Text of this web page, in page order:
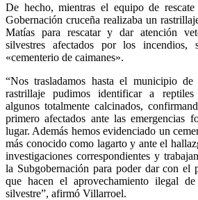
De hecho, mientras el equipo de
Gobernación cruceña realizaba un
Matías para rescatar y dar atención
silvestres afectados por los incendios,
«cementerio de caimanes».
“Nos trasladamos hasta el municipio
rastrillaje pudimos identificar a
algunos totalmente calcinados,
primero afectados ante las emergencias
lugar. Además hemos evidenciado un
más conocido como lagarto y ante el
investigaciones correspondientes y
la Subgobernación para poder dar con el
que hacen el aprovechamiento ilegal
silvestre”, afirmó Villarroel.